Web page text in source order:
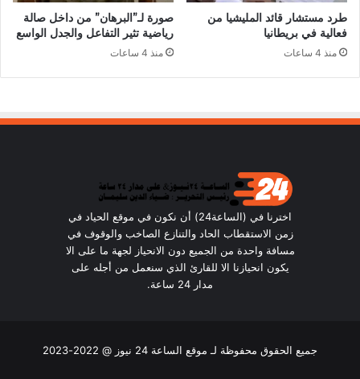
طرد مستشار قائد المليشيا من
فعالية في بريطانيا
منذ 4 ساعات
صورة لـ”البرهان” من داخل صالة
رياضية تثير التفاعل والجدل الواسع
منذ 4 ساعات
اخترنا في (الساعة24) أن نكون في موقع الحياد في
زمن الاستقطاب الحاد والتنازع الصاخب والوقوف في
مسافة واحدة من الجميع دون الانحياز لجهة ما على الا
يكون انحيازنا الا للقارئ الذي سنعمل من أجله على
مدار 24 ساعة.
جميع الحقوق محفوظة لـ موقع الساعة 24 نيوز @ 2022-2023